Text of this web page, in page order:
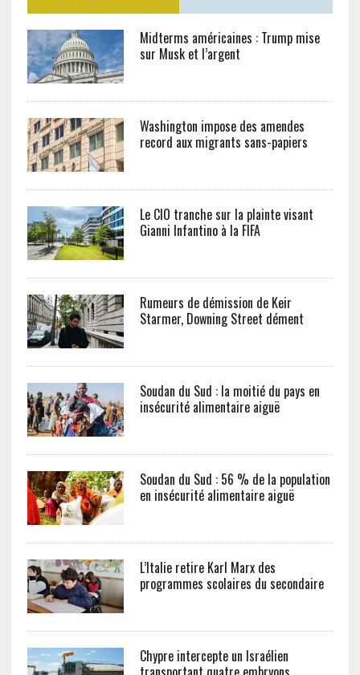
Midterms américaines : Trump mise
sur Musk et l’argent
Washington impose des amendes
record aux migrants sans-papiers
Le CIO tranche sur la plainte visant
Gianni Infantino à la FIFA
Rumeurs de démission de Keir
Starmer, Downing Street dément
Soudan du Sud : la moitié du pays en
insécurité alimentaire aiguë
Soudan du Sud : 56 % de la population
en insécurité alimentaire aiguë
L’Italie retire Karl Marx des
programmes scolaires du secondaire
Chypre intercepte un Israélien